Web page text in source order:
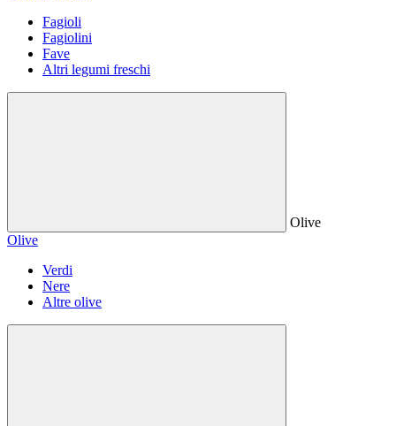
Fagioli
Fagiolini
Fave
Altri legumi freschi
Olive
Olive
Verdi
Nere
Altre olive